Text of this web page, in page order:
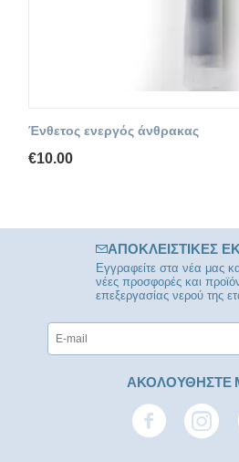
Ένθετος ενεργός άνθρακας
€10.00
ΑΠΟΚΛΕΙΣΤΙΚΈΣ
Εγγραφείτε στα νέα μας
νέες προσφορές και
επεξεργασίας νερού της
ΑΚΟΛΟΥΘΗΣΤΕ